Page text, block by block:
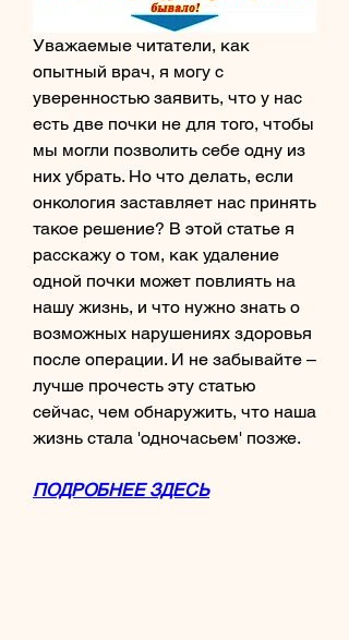
Уважаемые читатели, как
опытный врач, я могу с
уверенностью заявить, что у нас
есть две почки не для того, чтобы
мы могли позволить себе одну из
них убрать. Но что делать, если
онкология заставляет нас принять
такое решение? В этой статье я
расскажу о том, как удаление
одной почки может повлиять на
нашу жизнь, и что нужно знать о
возможных нарушениях здоровья
после операции. И не забывайте –
лучше прочесть эту статью
сейчас, чем обнаружить, что наша
жизнь стала 'одночасьем' позже.
ПОДРОБНЕЕ ЗДЕСЬ